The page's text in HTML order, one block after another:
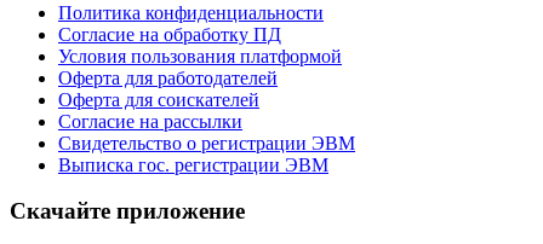
Политика конфиденциальности
Согласие на обработку ПД
Условия пользования платформой
Оферта для работодателей
Оферта для соискателей
Согласие на рассылки
Свидетельство о регистрации ЭВМ
Выписка гос. регистрации ЭВМ
Скачайте приложение